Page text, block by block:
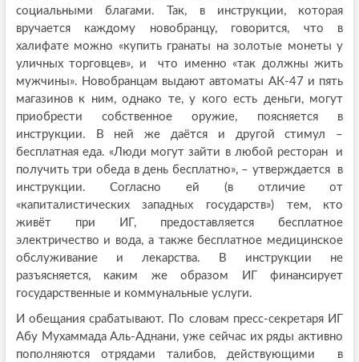
социальными благами. Так, в инструкции, которая
вручается каждому новобранцу, говорится, что в
халифате можно «купить гранаты на золотые монеты у
уличных торговцев», и что именно «так должны жить
мужчины». Новобранцам выдают автоматы АК-47 и пять
магазинов к ним, однако те, у кого есть деньги, могут
приобрести собственное оружие, поясняется в
инструкции. В ней же даётся и другой стимул –
бесплатная еда. «Люди могут зайти в любой ресторан и
получить три обеда в день бесплатно», – утверждается в
инструкции. Согласно ей (в отличие от
«капиталистических западных государств») тем, кто
живёт при ИГ, предоставляется бесплатное
электричество и вода, а также бесплатное медицинское
обслуживание и лекарства. В инструкции не
разъясняется, каким же образом ИГ финансирует
государственные и коммунальные услуги.
И обещания срабатывают. По словам пресс-секретаря ИГ
Абу Мухаммада Аль-Аднани, уже сейчас их ряды активно
пополняются отрядами талибов, действующими в